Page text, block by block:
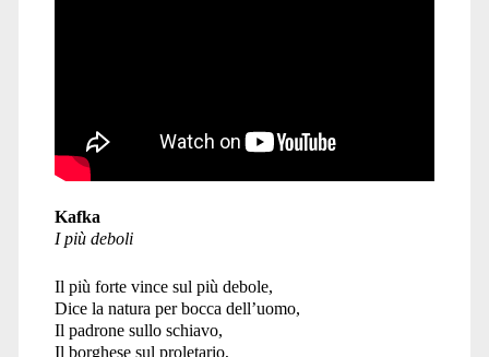
Kafka
I più deboli
Il più forte vince sul più debole,
Dice la natura per bocca dell’uomo,
Il padrone sullo schiavo,
Il borghese sul proletario,